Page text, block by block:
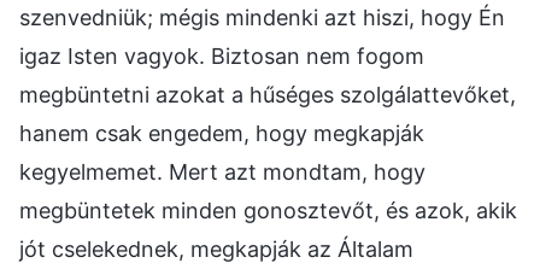
szenvedniük; mégis mindenki azt hiszi, hogy Én
igaz Isten vagyok. Biztosan nem fogom
megbüntetni azokat a hűséges szolgálattevőket,
hanem csak engedem, hogy megkapják
kegyelmemet. Mert azt mondtam, hogy
megbüntetek minden gonosztevőt, és azok, akik
jót cselekednek, megkapják az Általam